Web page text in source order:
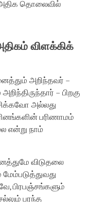
அதிக தொலைவில்
விளக்கிக்
அறிந்தவர் –
– பிறகு
அல்லது
பரிணாமம்
என்று நாம்
விடுதலை
பிரபஞ்சங்களும்
பரந்த